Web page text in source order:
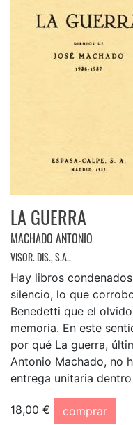
LA GUERRA
MACHADO ANTONIO
VISOR. DIS., S.A..
Hay libros
silencio, lo que
Benedetti que el
memoria. En este
por qué La guerra,
Antonio Machado, no
entrega unitaria dentro
18,00 €
comprar